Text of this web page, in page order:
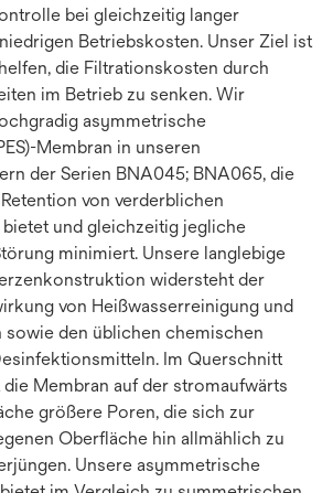
bei gleichzeitig langer
Betriebskosten. Unser Ziel ist
die Filtrationskosten durch
im Betrieb zu senken. Wir
asymmetrische
Membran in unseren
der Serien BNA045; BNA065, die
von verderblichen
und gleichzeitig jegliche
minimiert. Unsere langlebige
widersteht der
von Heißwasserreinigung und
den üblichen chemischen
Im Querschnitt
Membran auf der stromaufwärts
größere Poren, die sich zur
Oberfläche hin allmählich zu
Unsere asymmetrische